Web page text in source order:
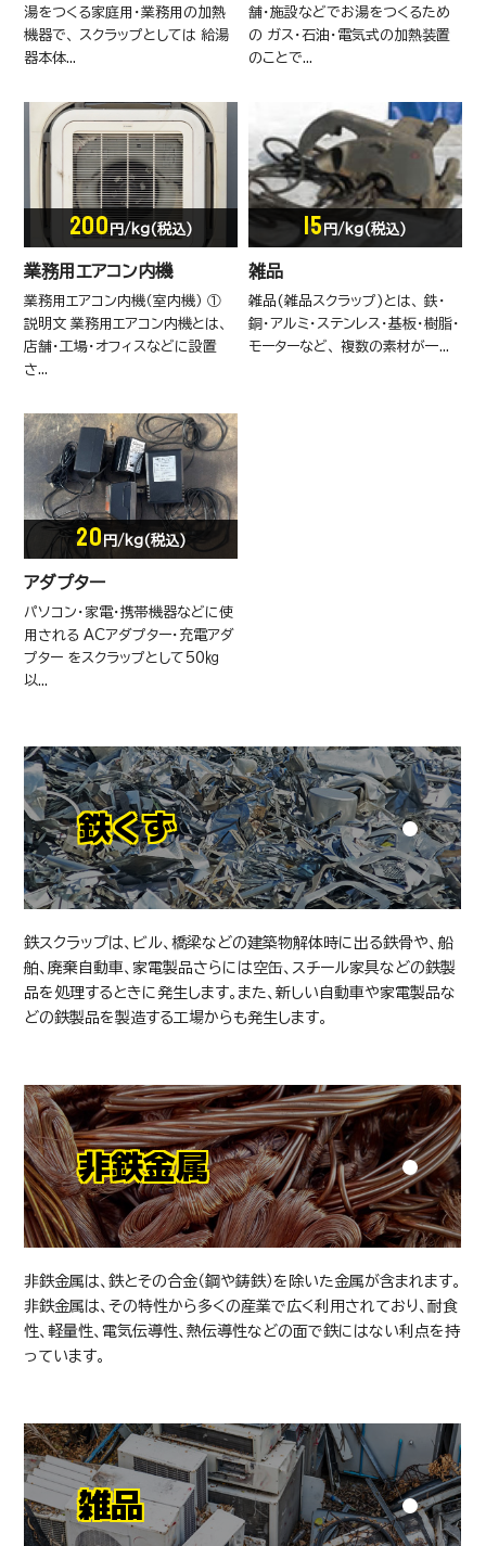
湯をつくる家庭用・業務用の加熱
機器で、 スクラップとしては 給湯
器本体...
舗・施設などでお湯をつくるため
の ガス・石油・電気式の加熱装置
のことで...
200円/kg(税込)
業務用エアコン内機
業務用エアコン内機（室内機） ①
説明文 業務用エアコン内機とは、
店舗・工場・オフィスなどに設置
さ...
15円/kg(税込)
雑品
雑品(雑品スクラップ)とは、 鉄・
銅・アルミ・ステンレス・基板・樹脂・
モーターなど、 複数の素材が一...
20 円/kg(税込)
アダプター
パソコン・家電・携帯機器などに使
用される ACアダプター・充電アダ
プター をスクラップとして50㎏
以...
鉄くず
鉄スクラップは、ビル、橋梁などの建築物解体時に出る鉄骨や、船
舶、廃棄自動車、家電製品さらには空缶、スチール家具などの鉄製
品を処理するときに発生します。また、新しい自動車や家電製品な
どの鉄製品を製造する工場からも発生します。
非鉄金属
非鉄金属は、鉄とその合金（鋼や鋳鉄）を除いた金属が含まれます。
非鉄金属は、その特性から多くの産業で広く利用されており、耐食
性、軽量性、電気伝導性、熱伝導性などの面で鉄にはない利点を持
っています。
雑品